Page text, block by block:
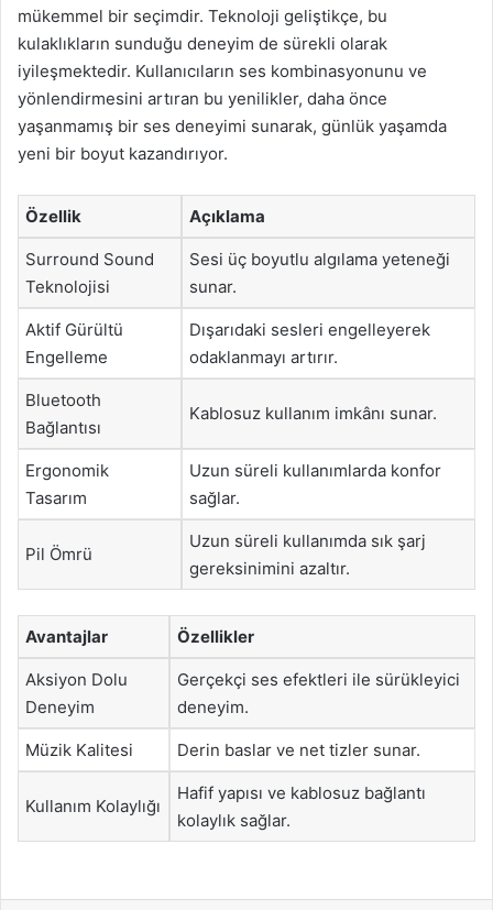
mükemmel bir seçimdir. Teknoloji geliştikçe, bu
kulaklıkların sunduğu deneyim de sürekli olarak
iyileşmektedir. Kullanıcıların ses kombinasyonunu ve
yönlendirmesini artıran bu yenilikler, daha önce
yaşanmamış bir ses deneyimi sunarak, günlük yaşamda
yeni bir boyut kazandırıyor.
Özellik Açıklama
Surround Sound
Teknolojisi
Sesi üç boyutlu algılama yeteneği
sunar.
Aktif Gürültü
Engelleme
Dışarıdaki sesleri engelleyerek
odaklanmayı artırır.
Bluetooth
Bağlantısı
Kablosuz kullanım imkânı sunar.
Ergonomik
Tasarım
Uzun süreli kullanımlarda konfor
sağlar.
Pil Ömrü
Uzun süreli kullanımda sık şarj
gereksinimini azaltır.
Avantajlar Özellikler
Aksiyon Dolu
Deneyim
Gerçekçi ses efektleri ile sürükleyici
deneyim.
Müzik Kalitesi Derin baslar ve net tizler sunar.
Kullanım Kolaylığı
Hafif yapısı ve kablosuz bağlantı
kolaylık sağlar.